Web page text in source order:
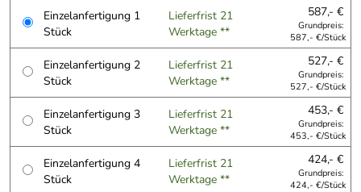
Einzelanfertigung 1
Stück
Lieferfrist 21
Werktage **
587,- €
Grundpreis:
587,- €/Stück
Einzelanfertigung 2
Stück
Lieferfrist 21
Werktage **
527,- €
Grundpreis:
527,- €/Stück
Einzelanfertigung 3
Stück
Lieferfrist 21
Werktage **
453,- €
Grundpreis:
453,- €/Stück
Einzelanfertigung 4
Stück
Lieferfrist 21
Werktage **
424,- €
Grundpreis:
424,- €/Stück